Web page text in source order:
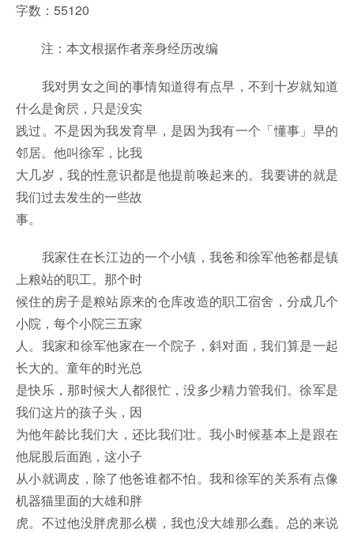
字数：55120
注：本文根据作者亲身经历改编
我对男女之间的事情知道得有点早，不到十岁就知道
什么是肏屄，只是没实
践过。不是因为我发育早，是因为我有一个「懂事」早的
邻居。他叫徐军，比我
大几岁，我的性意识都是他提前唤起来的。我要讲的就是
我们过去发生的一些故
事。
我家住在长江边的一个小镇，我爸和徐军他爸都是镇
上粮站的职工。那个时
候住的房子是粮站原来的仓库改造的职工宿舍，分成几个
小院，每个小院三五家
人。我家和徐军他家在一个院子，斜对面，我们算是一起
长大的。童年的时光总
是快乐，那时候大人都很忙，没多少精力管我们。徐军是
我们这片的孩子头，因
为他年龄比我们大，还比我们壮。我小时候基本上是跟在
他屁股后面跑，这小子
从小就调皮，除了他爸谁都不怕。我和徐军的关系有点像
机器猫里面的大雄和胖
虎。不过他没胖虎那么横，我也没大雄那么蠢。总的来说